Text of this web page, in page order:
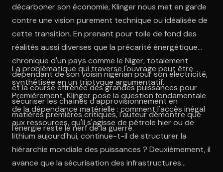
décarboner son économie, Klinger nous met en garde
contre une vision purement technique ou idéalisée de
cette transition. En prenant pour toile de fond des
réalités aussi diverses que la précarité énergétique
chronique d'un pays comme le Niger, totalement
dépendant de son voisin nigérian pour son électricité,
et la course effrénée des grandes puissances pour
sécuriser les chaînes d'approvisionnement en
matières premières critiques, l'auteur démontre que
l'énergie reste le nerf de la guerre.
La problématique qui traverse l'ouvrage peut être
synthétisée en un triptyque argumentatif.
Premièrement, Klinger pose la question fondamentale
de la dépendance matérielle : comment l'accès inégal
aux ressources, qu'il s'agisse de pétrole hier ou de
lithium aujourd'hui, continue-t-il de structurer la
hiérarchie mondiale des puissances ? Deuxièmement, il
avance que la sécurisation des infrastructures